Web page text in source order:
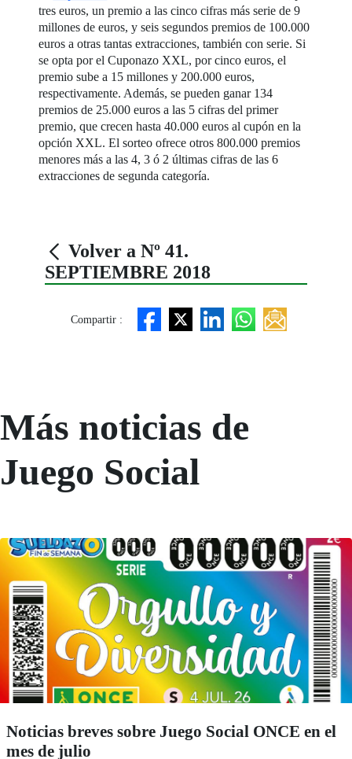
tres euros, un premio a las cinco cifras más serie de 9
millones de euros, y seis segundos premios de 100.000
euros a otras tantas extracciones, también con serie. Si
se opta por el Cuponazo XXL, por cinco euros, el
premio sube a 15 millones y 200.000 euros,
respectivamente. Además, se pueden ganar 134
premios de 25.000 euros a las 5 cifras del primer
premio, que crecen hasta 40.000 euros al cupón en la
opción XXL. El sorteo ofrece otros 800.000 premios
menores más a las 4, 3 ó 2 últimas cifras de las 6
extracciones de segunda categoría.
Volver a Nº 41.
SEPTIEMBRE 2018
Compartir :
Más noticias de
Juego Social
Noticias breves sobre Juego Social ONCE en el
mes de julio